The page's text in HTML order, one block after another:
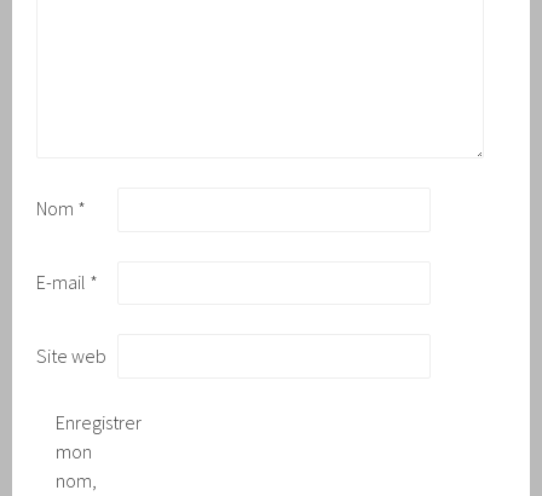
Nom *
E-mail *
Site web
Enregistrer
mon
nom,